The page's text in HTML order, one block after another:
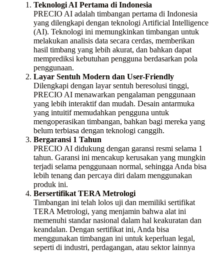
Teknologi AI Pertama di Indonesia
PRECIO AI adalah timbangan pertama di Indonesia
yang dilengkapi dengan teknologi Artificial Intelligence
(AI). Teknologi ini memungkinkan timbangan untuk
melakukan analisis data secara cerdas, memberikan
hasil timbang yang lebih akurat, dan bahkan dapat
memprediksi kebutuhan pengguna berdasarkan pola
penggunaan.
Layar Sentuh Modern dan User-Friendly
Dilengkapi dengan layar sentuh beresolusi tinggi,
PRECIO AI menawarkan pengalaman penggunaan
yang lebih interaktif dan mudah. Desain antarmuka
yang intuitif memudahkan pengguna untuk
mengoperasikan timbangan, bahkan bagi mereka yang
belum terbiasa dengan teknologi canggih.
Bergaransi 1 Tahun
PRECIO AI didukung dengan garansi resmi selama 1
tahun. Garansi ini mencakup kerusakan yang mungkin
terjadi selama penggunaan normal, sehingga Anda bisa
lebih tenang dan percaya diri dalam menggunakan
produk ini.
Bersertifikat TERA Metrologi
Timbangan ini telah lolos uji dan memiliki sertifikat
TERA Metrologi, yang menjamin bahwa alat ini
memenuhi standar nasional dalam hal keakuratan dan
keandalan. Dengan sertifikat ini, Anda bisa
menggunakan timbangan ini untuk keperluan legal,
seperti di industri, perdagangan, atau sektor lainnya